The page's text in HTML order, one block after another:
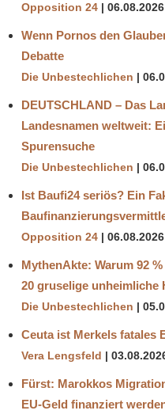
Opposition 24 06.08.2026
Wenn Pornos den
Debatte
Die Unbestechlichen
DEUTSCHLAND – Das
Landesnamen weltweit:
Spurensuche
Die Unbestechlichen
Ist Baufi24 seriös? Ein
Opposition 24 06.08.2026
MythenAkte: Warum 92
20 gruselige unheimliche
Die Unbestechlichen
Ceuta ist Merkels fatales
Vera Lengsfeld
Fürst: Marokkos
EU-Geld finanziert